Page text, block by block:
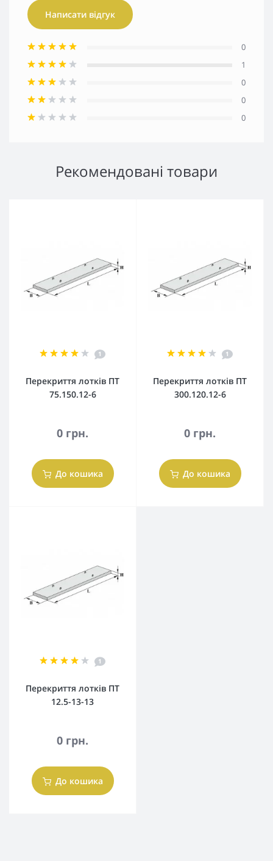
Написати відгук
0
1
0
0
0
Рекомендовані товари
1
Перекриття лотків ПТ
75.150.12-6
0 грн.
До кошика
1
Перекриття лотків ПТ
300.120.12-6
0 грн.
До кошика
1
Перекриття лотків ПТ
12.5-13-13
0 грн.
До кошика